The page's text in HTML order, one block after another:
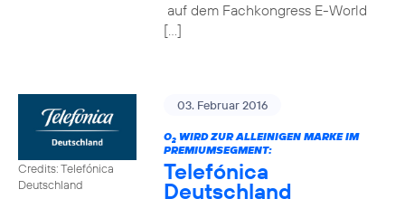
auf dem Fachkongress E-World
[…]
Credits: Telefónica
Deutschland
03. Februar 2016
O2WIRD ZUR ALLEINIGEN MARKE IM
PREMIUMSEGMENT:
Telefónica
Deutschland